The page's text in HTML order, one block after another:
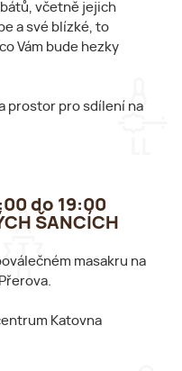
včetně jejich
a své blízké, to
Vám bude hezky
prostor pro sdílení na
do 19:00
ŠANCÍCH
masakru na
Katovna